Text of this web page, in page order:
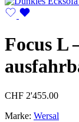
Focus L
CHF 2'455.00
Marke: Wersal